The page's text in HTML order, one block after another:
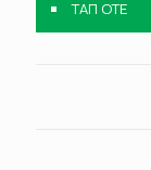
ΤΑΠ ΟΤΕ